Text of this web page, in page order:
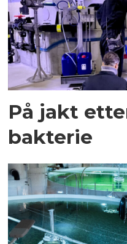
På jakt
bakterie